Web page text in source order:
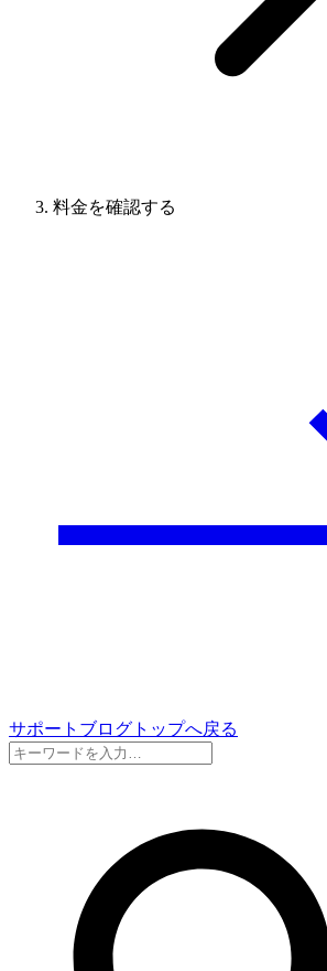
料金を確認する
サポートブログトップへ戻る